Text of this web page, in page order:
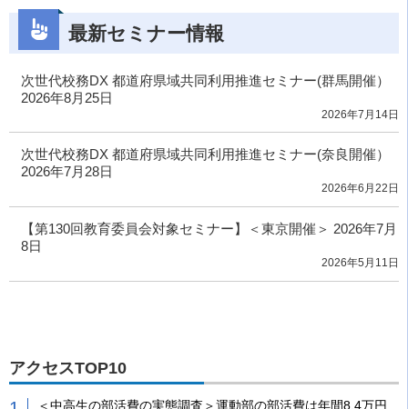
最新セミナー情報
次世代校務DX 都道府県域共同利用推進セミナー(群馬開催）
2026年8月25日
2026年7月14日
次世代校務DX 都道府県域共同利用推進セミナー(奈良開催）
2026年7月28日
2026年6月22日
【第130回教育委員会対象セミナー】＜東京開催＞ 2026年7月
8日
2026年5月11日
アクセスTOP10
＜中高生の部活費の実態調査＞運動部の部活費は年間8.4万円